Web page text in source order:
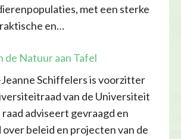
met een sterke
en…
de Natuur aan Tafel
Schiffelers is voorzitter
van de Universiteit
adviseert gevraagd en
beleid en projecten van de